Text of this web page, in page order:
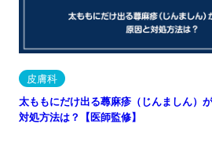
皮膚科
太ももにだけ出る蕁麻疹（じんましん）
対処方法は？【医師監修】